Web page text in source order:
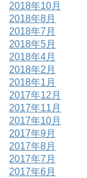
2018年10月
2018年8月
2018年7月
2018年5月
2018年4月
2018年2月
2018年1月
2017年12月
2017年11月
2017年10月
2017年9月
2017年8月
2017年7月
2017年6月